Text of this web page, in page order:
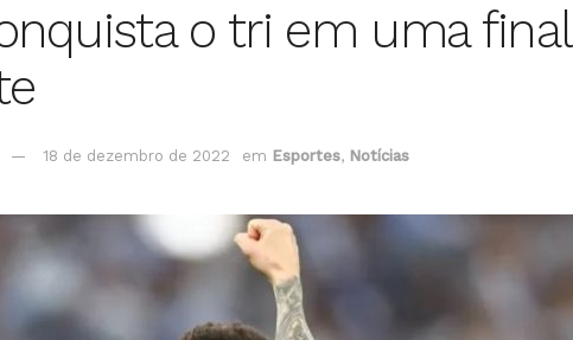
o tri em uma final
18 de dezembro de 2022 em Esportes, Notícias